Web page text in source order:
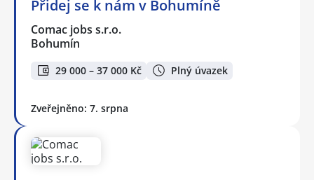
Přidej se k nám v Bohumíně
Comac jobs s.r.o.
Bohumín
29 000 – 37 000 Kč Plný úvazek
Zveřejněno: 7. srpna